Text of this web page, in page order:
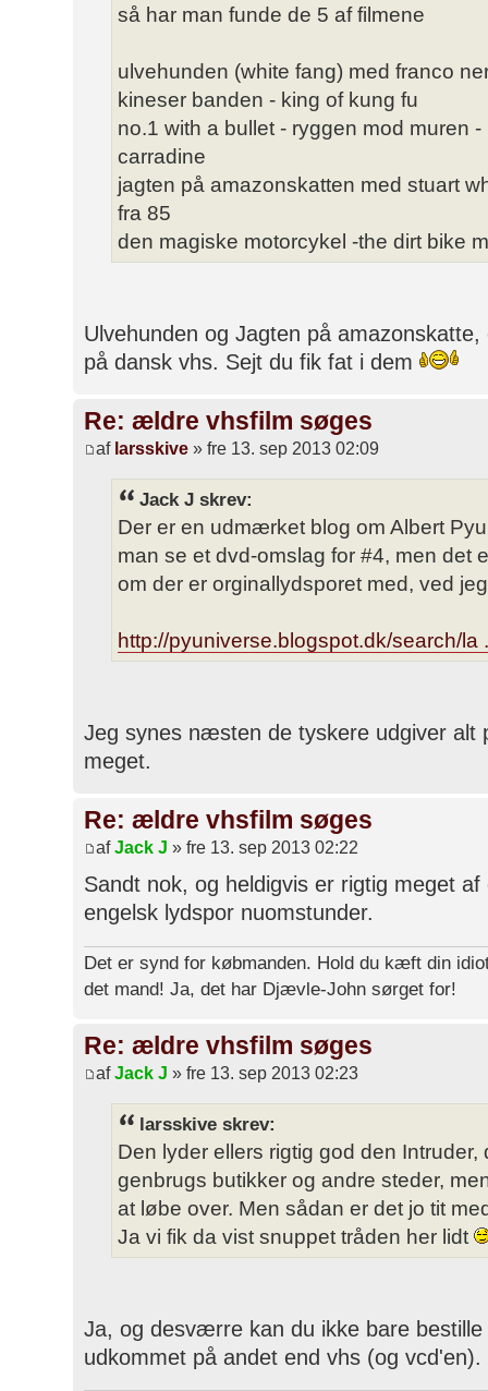
så har man funde de 5 af filmene
ulvehunden (white fang) med franco
kineser banden - king of kung fu
no.1 with a bullet - ryggen mod muren
carradine
jagten på amazonskatten med stuart
fra 85
den magiske motorcykel -the dirt bike
Ulvehunden og Jagten på
på dansk vhs. Sejt du fik fat i dem
Re: ældre vhsfilm søges
af larsskive » fre 13. sep 2013 02:09
Jack J skrev:
Der er en udmærket blog om Albert
man se et dvd-omslag for #4, men det
om der er orginallydsporet med, ved
http://pyuniverse.blogspot.dk/search/la
Jeg synes næsten de tyskere udgiver alt
meget.
Re: ældre vhsfilm søges
afJack J » fre 13. sep 2013 02:22
Sandt nok, og heldigvis er rigtig meget
engelsk lydspor nuomstunder.
Det er synd for købmanden. Hold du kæft din
det mand! Ja, det har Djævle-John sørget for!
Re: ældre vhsfilm søges
afJack J » fre 13. sep 2013 02:23
larsskive skrev:
Den lyder ellers rigtig god den
genbrugs butikker og andre steder,
at løbe over. Men sådan er det jo tit
Ja vi fik da vist snuppet tråden her lidt
Ja, og desværre kan du ikke bare
udkommet på andet end vhs (og vcd'en).